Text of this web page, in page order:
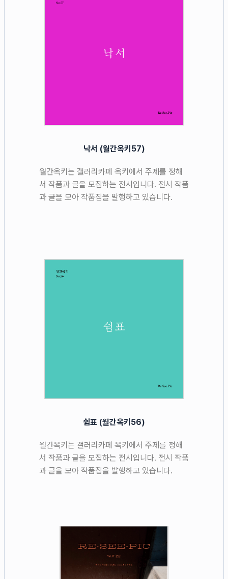
낙서 (월간옥키57)
월간옥키는 갤러리카페 옥키에서 주제를 정해
서 작품과 글을 모집하는 전시입니다. 전시 작품
과 글을 모아 작품집을 발행하고 있습니다.
쉼표 (월간옥키56)
월간옥키는 갤러리카페 옥키에서 주제를 정해
서 작품과 글을 모집하는 전시입니다. 전시 작품
과 글을 모아 작품집을 발행하고 있습니다.